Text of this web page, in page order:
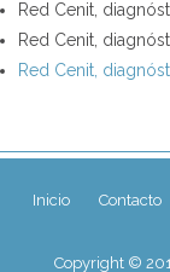
Red Cenit,
Red Cenit,
Red Cenit,
Inicio Contacto
Copyright ©